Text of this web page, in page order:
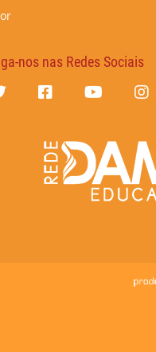
nos nas Redes Sociais